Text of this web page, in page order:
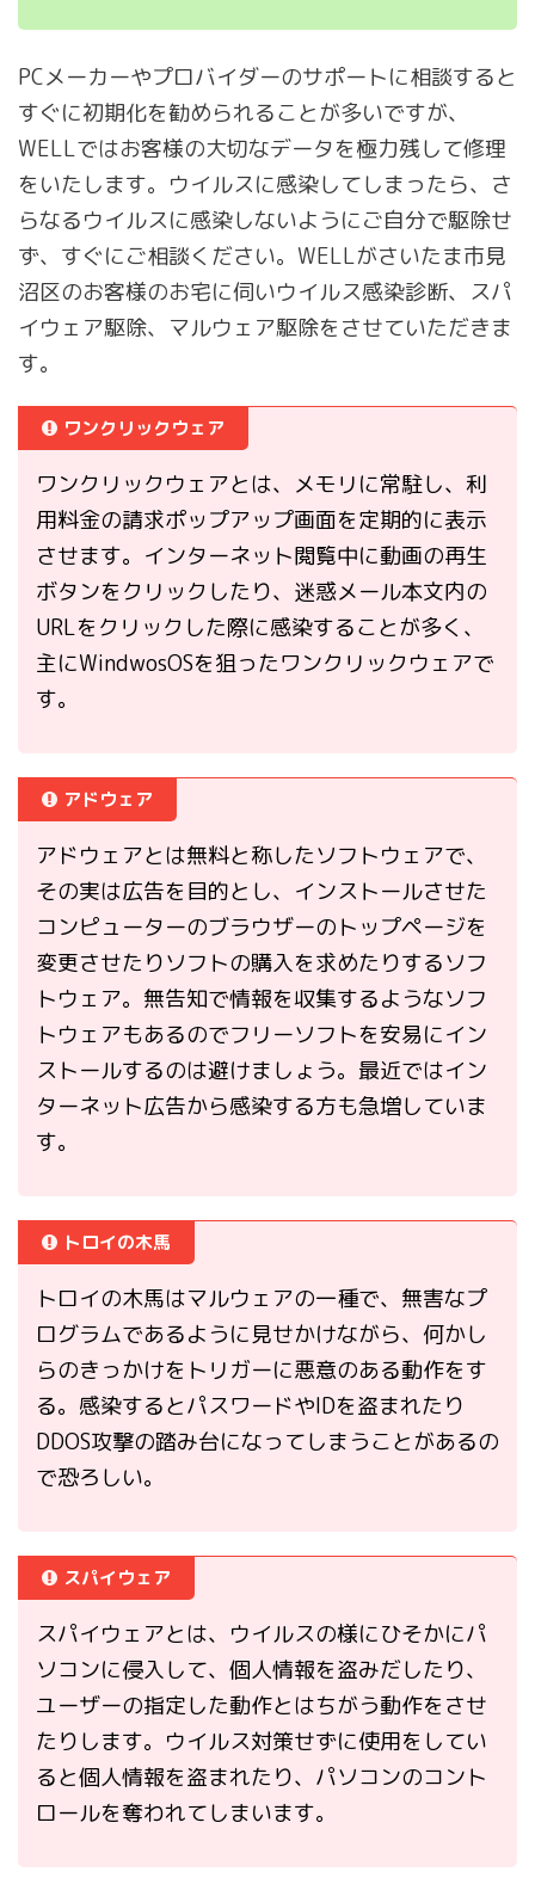
PCメーカーやプロバイダーのサポートに相談すると
すぐに初期化を勧められることが多いですが、
WELLではお客様の大切なデータを極力残して修理
をいたします。ウイルスに感染してしまったら、さ
らなるウイルスに感染しないようにご自分で駆除せ
ず、すぐにご相談ください。WELLがさいたま市見
沼区のお客様のお宅に伺いウイルス感染診断、スパ
イウェア駆除、マルウェア駆除をさせていただきま
す。
ワンクリックウェア
ワンクリックウェアとは、メモリに常駐し、利
用料金の請求ポップアップ画面を定期的に表示
させます。インターネット閲覧中に動画の再生
ボタンをクリックしたり、迷惑メール本文内の
URLをクリックした際に感染することが多く、
主にWindwosOSを狙ったワンクリックウェアで
す。
アドウェア
アドウェアとは無料と称したソフトウェアで、
その実は広告を目的とし、インストールさせた
コンピューターのブラウザーのトップページを
変更させたりソフトの購入を求めたりするソフ
トウェア。無告知で情報を収集するようなソフ
トウェアもあるのでフリーソフトを安易にイン
ストールするのは避けましょう。最近ではイン
ターネット広告から感染する方も急増していま
す。
トロイの木馬
トロイの木馬はマルウェアの一種で、無害なプ
ログラムであるように見せかけながら、何かし
らのきっかけをトリガーに悪意のある動作をす
る。感染するとパスワードやIDを盗まれたり
DDOS攻撃の踏み台になってしまうことがあるの
で恐ろしい。
スパイウェア
スパイウェアとは、ウイルスの様にひそかにパ
ソコンに侵入して、個人情報を盗みだしたり、
ユーザーの指定した動作とはちがう動作をさせ
たりします。ウイルス対策せずに使用をしてい
ると個人情報を盗まれたり、パソコンのコント
ロールを奪われてしまいます。